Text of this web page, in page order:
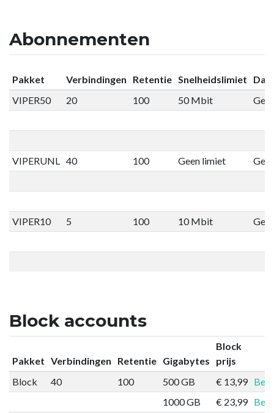
Abonnementen
Pakket Verbindingen Retentie Snelheidslimiet
VIPER50
20 100 50 Mbit
VIPERUNL 40 100 Geen limiet
VIPER10 5 100 10 Mbit
Block accounts
Pakket Verbindingen Retentie Gigabytes
Block
prijs
Block
40 100 500 GB € 13,99
1000 GB
€ 23,99